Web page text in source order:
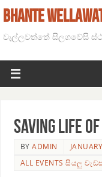
BHANTE
වැල්ලවත්තේ සිලගවේසි
Saving life of
BYADMIN
ALL EVENTS සියලු